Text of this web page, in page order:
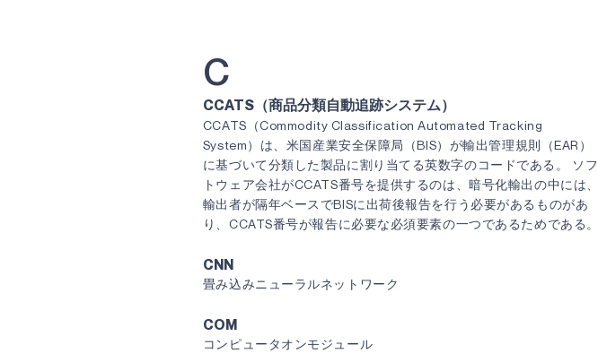
C
CCATS（商品分類自動追跡システム）
CCATS（Commodity Classification Automated Tracking
System）は、米国産業安全保障局（BIS）が輸出管理規則（EAR）
に基づいて分類した製品に割り当てる英数字のコードである。 ソフ
トウェア会社がCCATS番号を提供するのは、暗号化輸出の中には、
輸出者が隔年ベースでBISに出荷後報告を行う必要があるものがあ
り、CCATS番号が報告に必要な必須要素の一つであるためである。
CNN
畳み込みニューラルネットワーク
COM
コンピュータオンモジュール